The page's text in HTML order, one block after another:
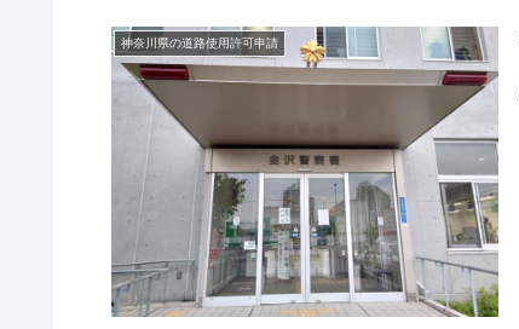
神奈川県の道路使用許可申請